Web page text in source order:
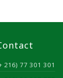
216) 77 301 301